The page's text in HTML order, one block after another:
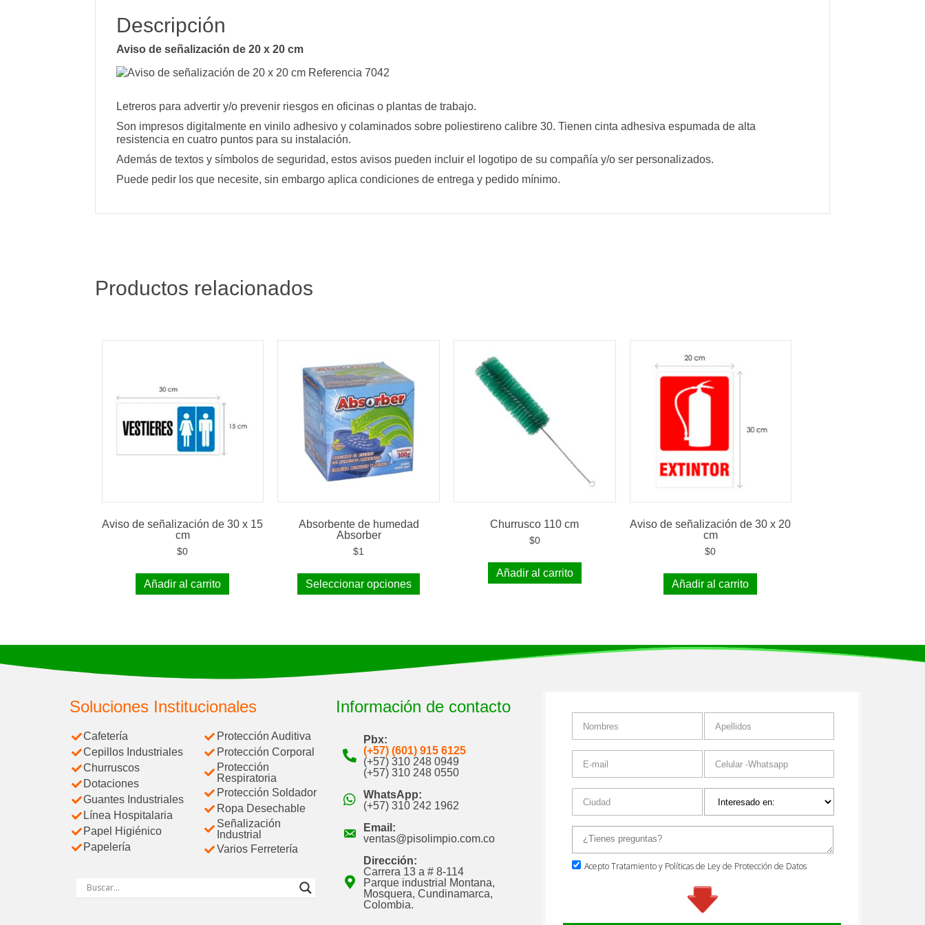
Descripción
Aviso de señalización de 20 x 20 cm
Letreros para advertir y/o prevenir riesgos en oficinas o plantas de trabajo.
Son impresos digitalmente en vinilo adhesivo y colaminados sobre poliestireno calibre 30. Tienen cinta adhesiva espumada de alta
resistencia en cuatro puntos para su instalación.
Además de textos y símbolos de seguridad, estos avisos pueden incluir el logotipo de su compañía y/o ser personalizados.
Puede pedir los que necesite, sin embargo aplica condiciones de entrega y pedido mínimo.
Productos relacionados
Aviso de señalización de 30 x 15
cm
$0
Añadir al carrito
Absorbente de humedad
Absorber
$1
Seleccionar opciones
Churrusco 110 cm
$0
Añadir al carrito
Aviso de señalización de 30 x 20
cm
$0
Añadir al carrito
Soluciones Institucionales
Cafetería
Cepillos Industriales
Churruscos
Dotaciones
Guantes Industriales
Línea Hospitalaria
Papel Higiénico
Papelería
Protección Auditiva
Protección Corporal
Protección
Respiratoria
Protección Soldador
Ropa Desechable
Señalización
Industrial
Varios Ferretería
Información de contacto
Pbx:
(+57) (601) 915 6125
(+57) 310 248 0949
(+57) 310 248 0550
WhatsApp:
(+57) 310 242 1962
Email:
ventas@pisolimpio.com.co
Dirección:
Carrera 13 a # 8-114
Parque industrial Montana,
Mosquera, Cundinamarca,
Colombia.